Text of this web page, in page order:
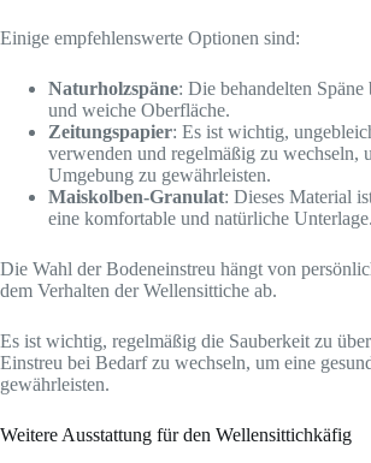
Einige empfehlenswerte Optionen sind:
Naturholzspäne: Die behandelten Späne
und weiche Oberfläche.
Zeitungspapier: Es ist wichtig,
verwenden und regelmäßig zu wechseln,
Umgebung zu gewährleisten.
Maiskolben-Granulat: Dieses Material
eine komfortable und natürliche Unterlage.
Die Wahl der Bodeneinstreu hängt von
dem Verhalten der Wellensittiche ab.
Es ist wichtig, regelmäßig die Sauberkeit zu
Einstreu bei Bedarf zu wechseln, um eine
gewährleisten.
Weitere Ausstattung für den Wellensittichkäfig